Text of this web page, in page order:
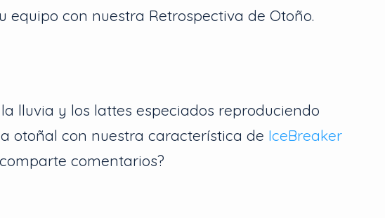
equipo con nuestra Retrospectiva de Otoño.
lluvia y los lattes especiados reproduciendo
otoñal con nuestra característica de IceBreaker
comentarios?